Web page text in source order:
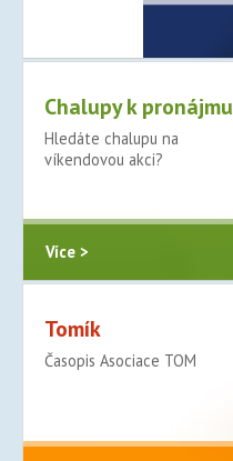
Chalupy k pronájmu
Hledáte chalupu na
víkendovou akci?
Více >
Tomík
Časopis Asociace TOM